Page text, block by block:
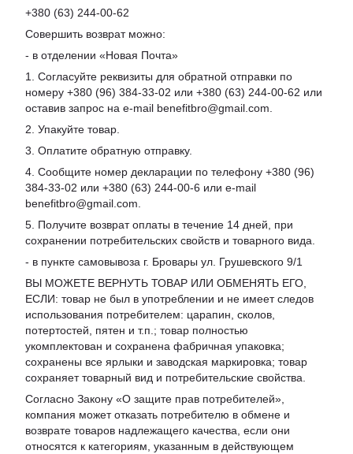
+380 (63) 244-00-62
Совершить возврат можно:
- в отделении «Новая Почта»
1. Согласуйте реквизиты для обратной отправки по
номеру +380 (96) 384-33-02 или +380 (63) 244-00-62 или
оставив запрос на e-mail benefitbro@gmail.com.
2. Упакуйте товар.
3. Оплатите обратную отправку.
4. Сообщите номер декларации по телефону +380 (96)
384-33-02 или +380 (63) 244-00-6 или e-mail
benefitbro@gmail.com.
5. Получите возврат оплаты в течение 14 дней, при
сохранении потребительских свойств и товарного вида.
- в пункте самовывоза г. Бровары ул. Грушевского 9/1
ВЫ МОЖЕТЕ ВЕРНУТЬ ТОВАР ИЛИ ОБМЕНЯТЬ ЕГО,
ЕСЛИ: товар не был в употреблении и не имеет следов
использования потребителем: царапин, сколов,
потертостей, пятен и т.п.; товар полностью
укомплектован и сохранена фабричная упаковка;
сохранены все ярлыки и заводская маркировка; товар
сохраняет товарный вид и потребительские свойства.
Согласно Закону «О защите прав потребителей»,
компания может отказать потребителю в обмене и
возврате товаров надлежащего качества, если они
относятся к категориям, указанным в действующем